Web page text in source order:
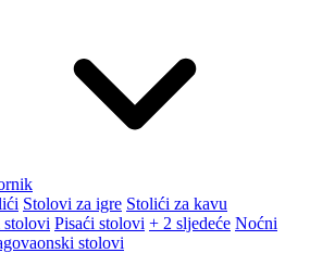
Stolovi za igre Stolići za kavu
Pisaći stolovi + 2 sljedeće Noćni
stolovi